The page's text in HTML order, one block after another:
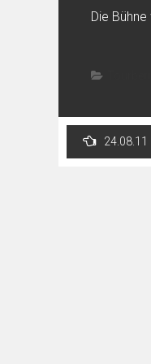
Die
Post
navigation
24.08.11